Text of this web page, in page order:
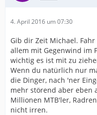
4. April 2016 um 07:30
Gib dir Zeit Michael.
allem mit Gegenwind im
wichtig es ist mit zu
Wenn du natürlich nur
die Dinger, nach 'ner
mehr störend aber eben
Millionen MTB'ler,
nicht irren.